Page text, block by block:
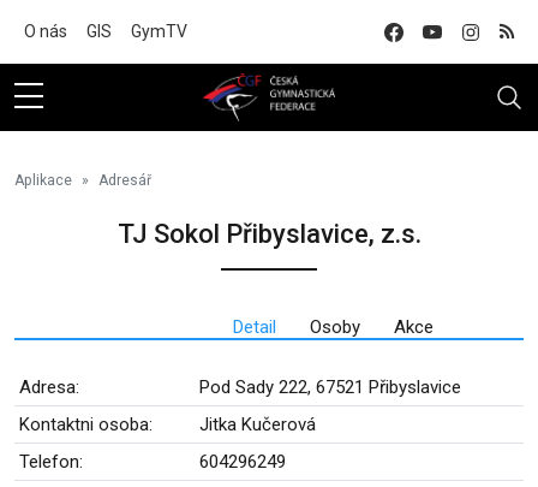
O nás GIS GymTV
Aplikace Adresář
TJ Sokol Přibyslavice, z.s.
Detail Osoby Akce
Adresa:
Pod Sady 222, 67521 Přibyslavice
Kontaktni osoba:
Jitka Kučerová
Telefon:
604296249